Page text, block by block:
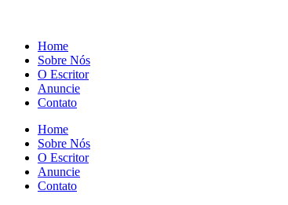
Home
Sobre Nós
O Escritor
Anuncie
Contato
Home
Sobre Nós
O Escritor
Anuncie
Contato